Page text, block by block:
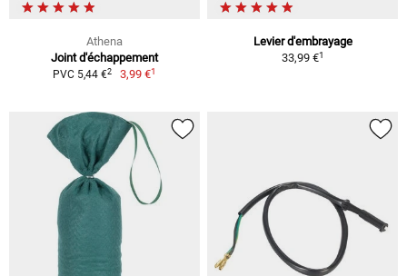
Athena
Joint d'échappement
PVC 5,44 €2 3,99 €1
Levier d'embrayage
33,99 €1